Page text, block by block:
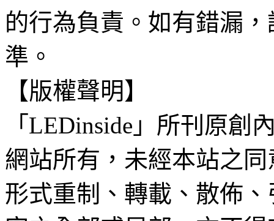
的行為負責。如有錯漏
準。
【版權聲明】
「LEDinside」所刊原創
網站所有，未經本站之
形式重制、轉載、散佈